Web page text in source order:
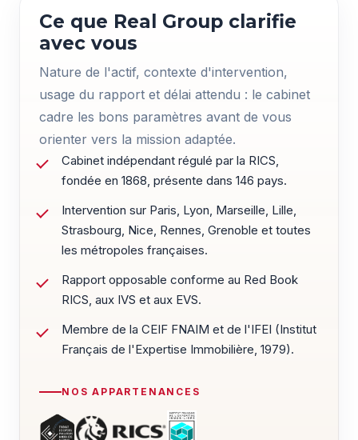
Ce que Real Group clarifie
avec vous
Nature de l'actif, contexte d'intervention,
usage du rapport et délai attendu : le cabinet
cadre les bons paramètres avant de vous
orienter vers la mission adaptée.
Cabinet indépendant régulé par la RICS,
fondée en 1868, présente dans 146 pays.
Intervention sur Paris, Lyon, Marseille, Lille,
Strasbourg, Nice, Rennes, Grenoble et toutes
les métropoles françaises.
Rapport opposable conforme au Red Book
RICS, aux IVS et aux EVS.
Membre de la CEIF FNAIM et de l'IFEI (Institut
Français de l'Expertise Immobilière, 1979).
NOS APPARTENANCES